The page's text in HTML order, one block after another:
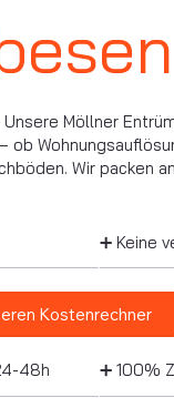
Möllner
ob
Wir packen
➕ Keine
➕
48h ➕ 100%
Kostenrechner